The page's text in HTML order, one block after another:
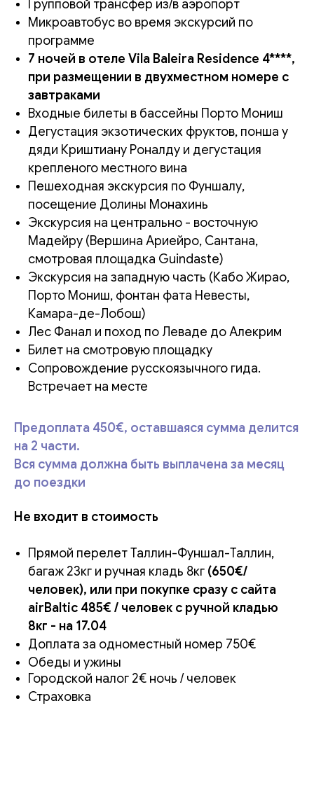
Групповой трансфер из/в аэропорт
Микроавтобус во время экскурсий по
программе
7 ночей в отеле Vila Baleira Residence 4****,
при размещении в двухместном номере с
завтраками
Входные билеты в бассейны Порто Мониш
Дегустация экзотических фруктов, понша у
дяди Криштиану Роналду и дегустация
крепленого местного вина
Пешеходная экскурсия по Фуншалу,
посещение Долины Монахинь
Экскурсия на центрально - восточную
Мадейру (Вершина Ариейро, Сантана,
смотровая площадка Guindaste)
Экскурсия на западную часть (Кабо Жирао,
Порто Мониш, фонтан фата Невесты,
Камара-де-Лобош)
Лес Фанал и поход по Леваде до Алекрим
Билет на смотровую площадку
Сопровождение русскоязычного гида.
Встречает на месте
Предоплата 450€, оставшаяся сумма делится
на 2 части.
Вся сумма должна быть выплачена за месяц
до поездки
Не входит в стоимость
Прямой перелет Таллин-Фуншал-Таллин,
багаж 23кг и ручная кладь 8кг (650€/
человек), или при покупке сразу с сайта
airBaltic 485€ / человек с ручной кладью
8кг - на 17.04
Доплата за одноместный номер 750€
Обеды и ужины
Городской налог 2€ ночь / человек
Страховка